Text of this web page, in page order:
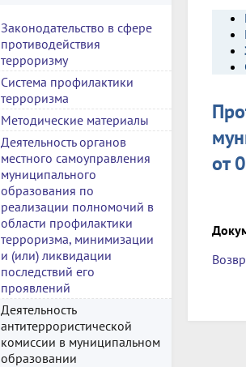
Законодательство в сфере
противодействия
терроризму
Система профилактики
терроризма
Методические материалы
Деятельность органов
местного самоуправления
муниципального
образования по
реализации полномочий в
области профилактики
терроризма, минимизации
и (или) ликвидации
последствий его
проявлений
Деятельность
антитеррористической
комиссии в муниципальном
образовании
от